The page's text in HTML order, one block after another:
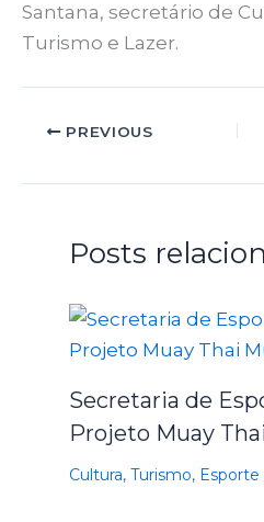
Santana, secretário de
Turismo e Lazer.
PREVIOUS
Posts
Secretaria de
Projeto Muay
Cultura, Turismo,